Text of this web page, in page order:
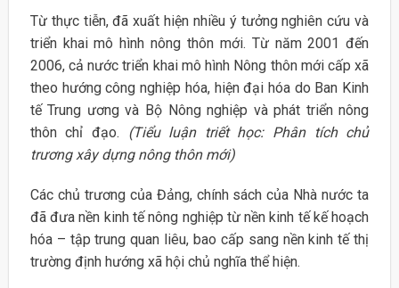
Từ thực tiễn, đã xuất hiện nhiều ý tưởng nghiên cứu và
triển khai mô hình nông thôn mới. Từ năm 2001 đến
2006, cả nước triển khai mô hình Nông thôn mới cấp xã
theo hướng công nghiệp hóa, hiện đại hóa do Ban Kinh
tế Trung ương và Bộ Nông nghiệp và phát triển nông
thôn chỉ đạo. (Tiểu luận triết học: Phân tích chủ
trương xây dựng nông thôn mới)
Các chủ trương của Đảng, chính sách của Nhà nước ta
đã đưa nền kinh tế nông nghiệp từ nền kinh tế kế hoạch
hóa – tập trung quan liêu, bao cấp sang nền kinh tế thị
trường định hướng xã hội chủ nghĩa thể hiện.